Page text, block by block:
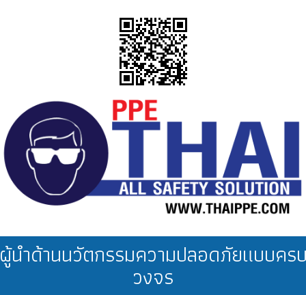
นำด้านนวัตกรรมความปลอดภัยแบบคร
วงจร